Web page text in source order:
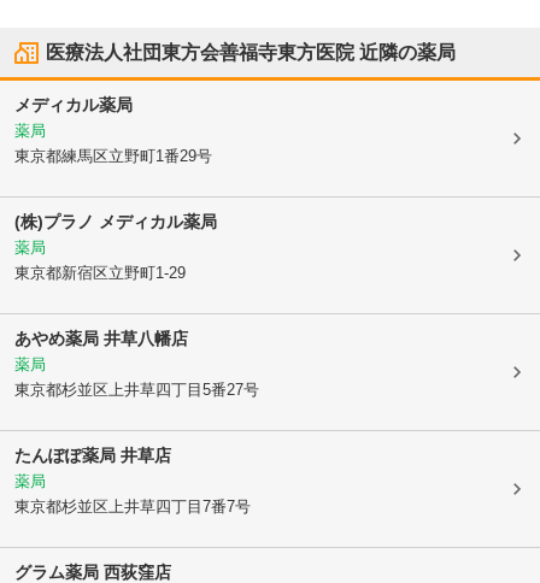
医療法人社団東方会善福寺東方医院近隣の薬局
メディカル薬局
薬局
東京都練馬区立野町1番29号
(株)プラノ メディカル薬局
薬局
東京都新宿区立野町1-29
あやめ薬局 井草八幡店
薬局
東京都杉並区 上井草四丁目5番27号
たんぽぽ薬局 井草店
薬局
東京都杉並区 上井草四丁目7番7号
グラム薬局 西荻窪店